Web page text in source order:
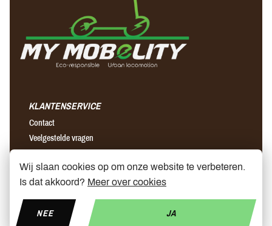
KLANTENSERVICE
Contact
Veelgestelde vragen
Verzending & retour
Wij slaan cookies op om onze website te verbeteren.
Is dat akkoord? Meer over cookies
NEE JA